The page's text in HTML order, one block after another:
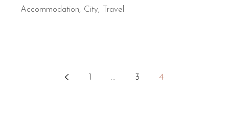
Accommodation
City Travel
… 3 4